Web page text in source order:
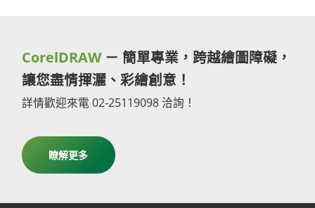
CorelDRAW － 簡單專業，跨越繪圖障礙，
讓您盡情揮灑、彩繪創意！
詳情歡迎來電 02-25119098 洽詢！
瞭解更多